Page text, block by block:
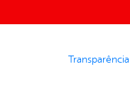
Transparência